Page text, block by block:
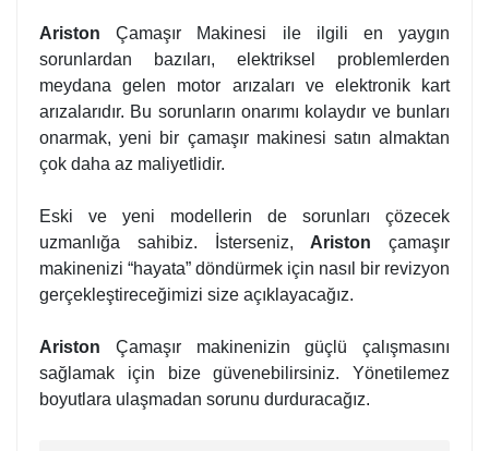
Ariston Çamaşır Makinesi ile ilgili en yaygın
sorunlardan bazıları, elektriksel problemlerden
meydana gelen motor arızaları ve elektronik kart
arızalarıdır. Bu sorunların onarımı kolaydır ve bunları
onarmak, yeni bir çamaşır makinesi satın almaktan
çok daha az maliyetlidir.
Eski ve yeni modellerin de sorunları çözecek
uzmanlığa sahibiz. İsterseniz, Ariston çamaşır
makinenizi “hayata” döndürmek için nasıl bir revizyon
gerçekleştireceğimizi size açıklayacağız.
Ariston Çamaşır makinenizin güçlü çalışmasını
sağlamak için bize güvenebilirsiniz. Yönetilemez
boyutlara ulaşmadan sorunu durduracağız.